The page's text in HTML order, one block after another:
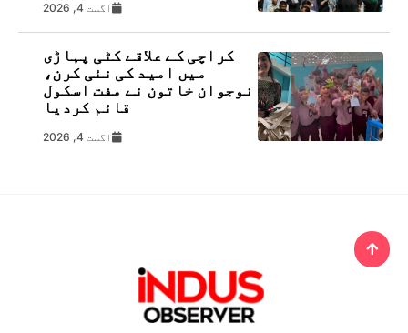
اگست 4, 2026
کراچی کے علاقے کٹی پہاڑی
میں امید کی نئی کرن،
نوجوان خاتون نے مفت اسکول
قائم کردیا
اگست 4, 2026